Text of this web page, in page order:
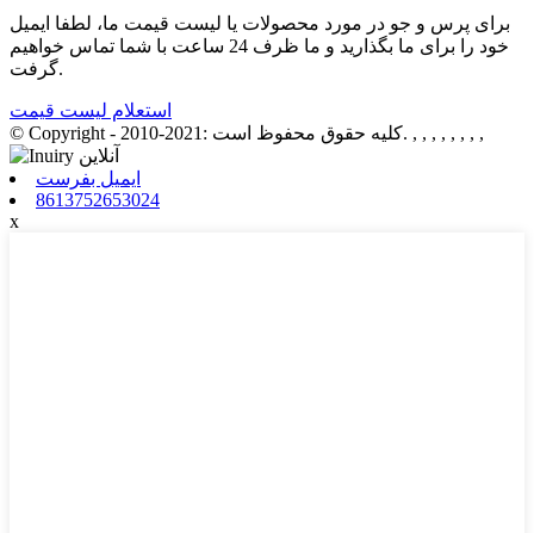
برای پرس و جو در مورد محصولات یا لیست قیمت ما، لطفا ایمیل
خود را برای ما بگذارید و ما ظرف 24 ساعت با شما تماس خواهیم
گرفت.
استعلام لیست قیمت
© Copyright - 2010-2021: کلیه حقوق محفوظ است. , , , , , , , ,
ایمیل بفرست
8613752653024
x